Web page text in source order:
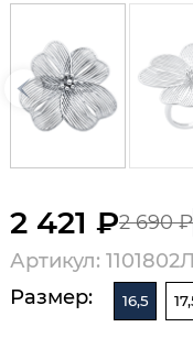
2 421 ₽2 690 ₽
Артикул:
Размер:
16,5